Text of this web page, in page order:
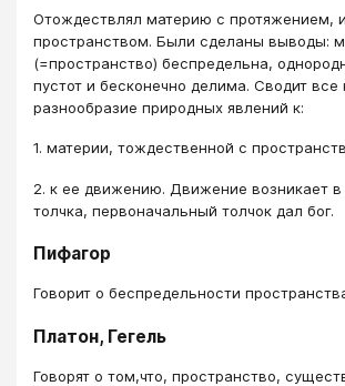
Отождествлял материю с протяжением,
пространством. Были сделаны выводы:
(=пространство) беспредельна,
пустот и бесконечно делима. Сводит все
разнообразие природных явлений к:
1. материи, тождественной с
2. к ее движению. Движение возникает в
толчка, первоначальный толчок дал бог.
Пифагор
Говорит о беспредельности
Платон, Гегель
Говорят о том,что, пространство,